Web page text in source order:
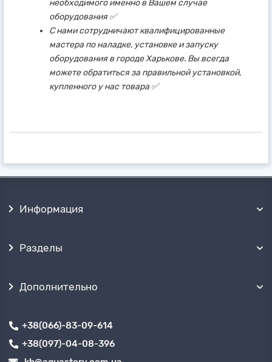
необходимого именно в Вашем случае
оборудования ✅
С нами сотрудничают квалифицированные
мастера по наладке, установке и запуску
оборудования в городе Харькове. Вы всегда
можете обратиться за правильной установкой,
купленного у нас товара ✅
Информация
Разделы
Дополнительно
+38(066)-83-09-614
+38(097)-04-08-396